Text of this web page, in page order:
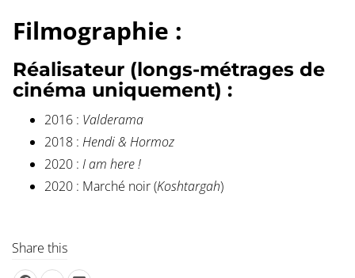
Filmographie :
Réalisateur (longs-métrages de
cinéma uniquement) :
2016 : Valderama
2018 : Hendi & Hormoz
2020 : I am here !
2020 : Marché noir (Koshtargah)
Share this